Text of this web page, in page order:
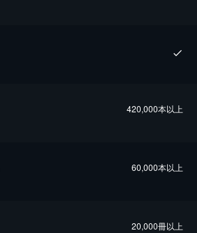
420,000本以上
60,000本以上
20,000冊以上